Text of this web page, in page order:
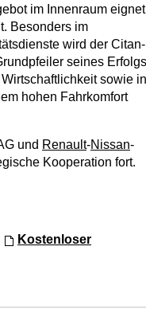
im Innenraum eignet
Besonders im
wird der Citan-
seines Erfolgs
sowie in
hohen Fahrkomfort
und Renault-Nissan-
Kooperation fort.
Kostenloser